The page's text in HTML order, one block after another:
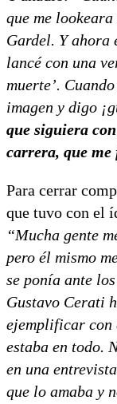
que me
Gardel. Y ahora
lancé con una
muerte’.
imagen y digo
que siguiera
carrera, que
Para cerrar
que tuvo con el
“Mucha gente
pero él mismo
se ponía ante
Gustavo Cerati
ejemplificar con
estaba en todo.
en una
que lo amaba y